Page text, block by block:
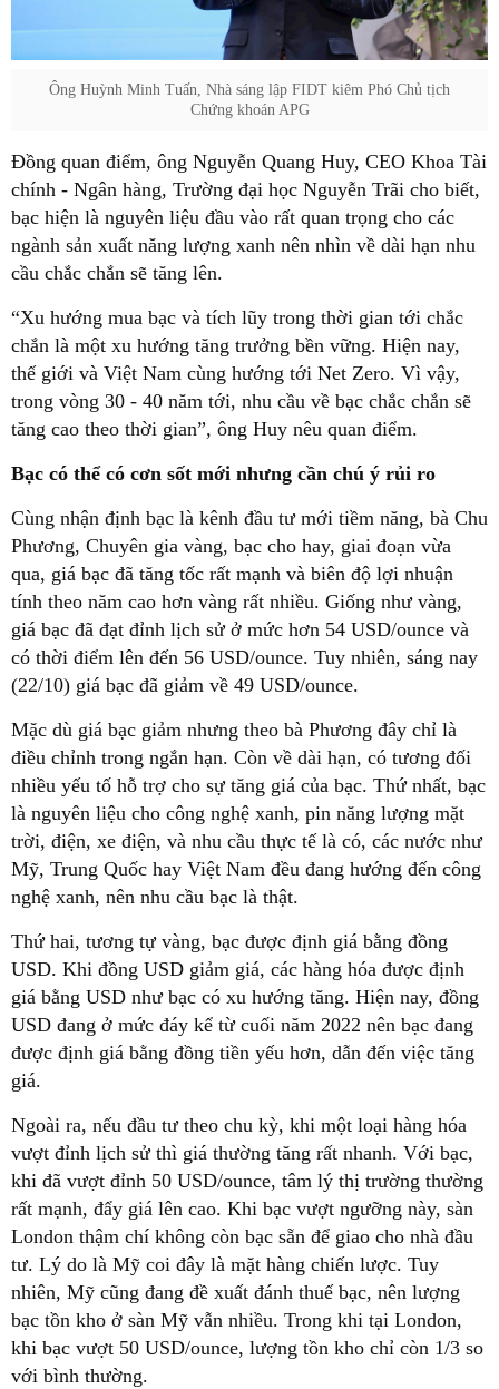
Ông Huỳnh Minh Tuấn, Nhà sáng lập FIDT kiêm Phó Chủ tịch
Chứng khoán APG
Đồng quan điểm, ông Nguyễn Quang Huy, CEO Khoa Tài
chính - Ngân hàng, Trường đại học Nguyễn Trãi cho biết,
bạc hiện là nguyên liệu đầu vào rất quan trọng cho các
ngành sản xuất năng lượng xanh nên nhìn về dài hạn nhu
cầu chắc chắn sẽ tăng lên.
“Xu hướng mua bạc và tích lũy trong thời gian tới chắc
chắn là một xu hướng tăng trưởng bền vững. Hiện nay,
thế giới và Việt Nam cùng hướng tới Net Zero. Vì vậy,
trong vòng 30 - 40 năm tới, nhu cầu về bạc chắc chắn sẽ
tăng cao theo thời gian”, ông Huy nêu quan điểm.
Bạc có thể có cơn sốt mới nhưng cần chú ý rủi ro
Cùng nhận định bạc là kênh đầu tư mới tiềm năng, bà Chu
Phương, Chuyên gia vàng, bạc cho hay, giai đoạn vừa
qua, giá bạc đã tăng tốc rất mạnh và biên độ lợi nhuận
tính theo năm cao hơn vàng rất nhiều. Giống như vàng,
giá bạc đã đạt đỉnh lịch sử ở mức hơn 54 USD/ounce và
có thời điểm lên đến 56 USD/ounce. Tuy nhiên, sáng nay
(22/10) giá bạc đã giảm về 49 USD/ounce.
Mặc dù giá bạc giảm nhưng theo bà Phương đây chỉ là
điều chỉnh trong ngắn hạn. Còn về dài hạn, có tương đối
nhiều yếu tố hỗ trợ cho sự tăng giá của bạc. Thứ nhất, bạc
là nguyên liệu cho công nghệ xanh, pin năng lượng mặt
trời, điện, xe điện, và nhu cầu thực tế là có, các nước như
Mỹ, Trung Quốc hay Việt Nam đều đang hướng đến công
nghệ xanh, nên nhu cầu bạc là thật.
Thứ hai, tương tự vàng, bạc được định giá bằng đồng
USD. Khi đồng USD giảm giá, các hàng hóa được định
giá bằng USD như bạc có xu hướng tăng. Hiện nay, đồng
USD đang ở mức đáy kể từ cuối năm 2022 nên bạc đang
được định giá bằng đồng tiền yếu hơn, dẫn đến việc tăng
giá.
Ngoài ra, nếu đầu tư theo chu kỳ, khi một loại hàng hóa
vượt đỉnh lịch sử thì giá thường tăng rất nhanh. Với bạc,
khi đã vượt đỉnh 50 USD/ounce, tâm lý thị trường thường
rất mạnh, đẩy giá lên cao. Khi bạc vượt ngưỡng này, sàn
London thậm chí không còn bạc sẵn để giao cho nhà đầu
tư. Lý do là Mỹ coi đây là mặt hàng chiến lược. Tuy
nhiên, Mỹ cũng đang đề xuất đánh thuế bạc, nên lượng
bạc tồn kho ở sàn Mỹ vẫn nhiều. Trong khi tại London,
khi bạc vượt 50 USD/ounce, lượng tồn kho chỉ còn 1/3 so
với bình thường.